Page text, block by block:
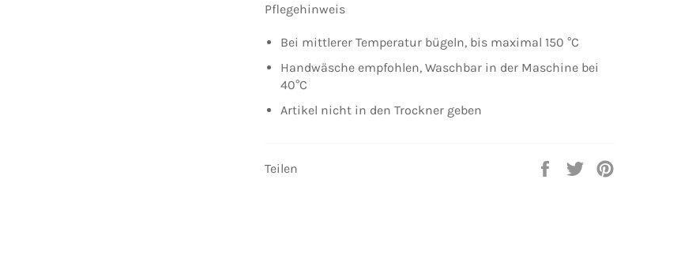
Pflegehinweis
Bei mittlerer Temperatur bügeln, bis maximal 150 °C
Handwäsche empfohlen, Waschbar in der Maschine bei
40°C
Artikel nicht in den Trockner geben
Teilen
Auf
Auf